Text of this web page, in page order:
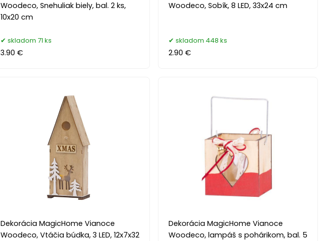
Woodeco, Snehuliak biely, bal. 2 ks,
10x20 cm
skladom 71 ks
3.90 €
Woodeco, Sobík, 8 LED, 33x24 cm
skladom 448 ks
2.90 €
Dekorácia MagicHome Vianoce
Woodeco, Vtáčia búdka, 3 LED, 12x7x32
Dekorácia MagicHome Vianoce
Woodeco, lampáš s pohárikom, bal. 5